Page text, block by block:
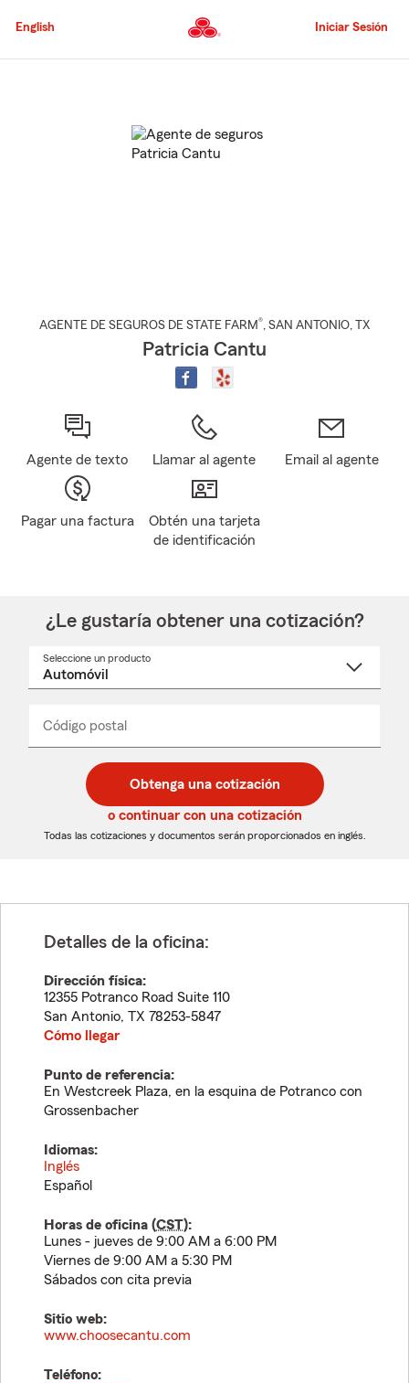
al
principal
English Iniciar Sesión
AGENTE DE SEGUROS DE STATE FARM®, SAN ANTONIO, TX
Patricia Cantu
Agente de texto Llamar al agente Email al agente
Pagar una factura
Obtén una tarjeta
de identificación
¿Le gustaría obtener una cotización?
Seleccione un producto
desplegable
Código postal
de
5
dígitos
de
5
dígitos
_____
Obtenga una cotización
o continuar con una cotización
Todas las cotizaciones y documentos serán proporcionados en inglés.
Detalles de la oficina:
Dirección física:
12355 Potranco Road Suite 110
San Antonio, TX 78253-5847
Cómo llegar
Punto de referencia:
En Westcreek Plaza, en la esquina de Potranco con
Grossenbacher
Idiomas:
Inglés
Español
Horas de oficina (CST):
Lunes - jueves de 9:00 AM a 6:00 PM
Viernes de 9:00 AM a 5:30 PM
Sábados con cita previa
Sitio web:
www.choosecantu.com
Teléfono: